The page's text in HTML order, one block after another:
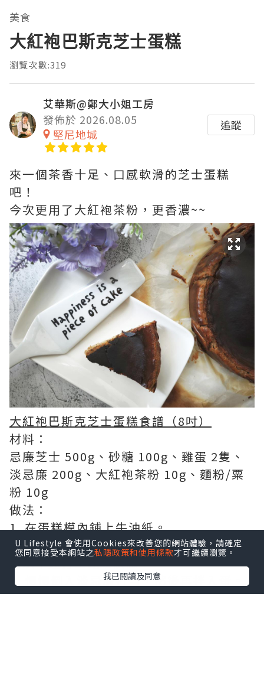
美食
大紅袍巴斯克芝士蛋糕
瀏覽次數:319
艾華斯@鄭大小姐工房
發佈於 2026.08.05
堅尼地城
追蹤
來一個茶香十足、口感軟滑的芝士蛋糕
吧！
今次更用了大紅袍茶粉，更香濃~~
大紅袍巴斯克芝士蛋糕食譜（8吋）
材料：
忌廉芝士 500g、砂糖 100g、雞蛋 2隻、
淡忌廉 200g、大紅袍茶粉 10g、麵粉/粟
粉 10g
做法：
1. 在蛋糕模內鋪上牛油紙。
2. 分2次將砂糖加入忌廉芝士，用電動打蛋
器以中速打至蓬鬆狀態。
3. 慢慢倒入淡忌廉打勻，然後再拌入蛋。
4. 麵粉過篩，分2次輕手拌入。
U Lifestyle 會使用Cookies來改善您的網站體驗，請確定
您同意接受本網站之私隱政策和使用條款才可繼續瀏覽。
我已閱讀及同意